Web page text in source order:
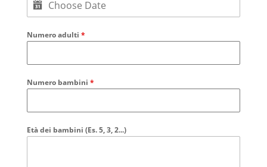
Numero adulti *
Numero bambini *
Età dei bambini (Es. 5, 3, 2...)